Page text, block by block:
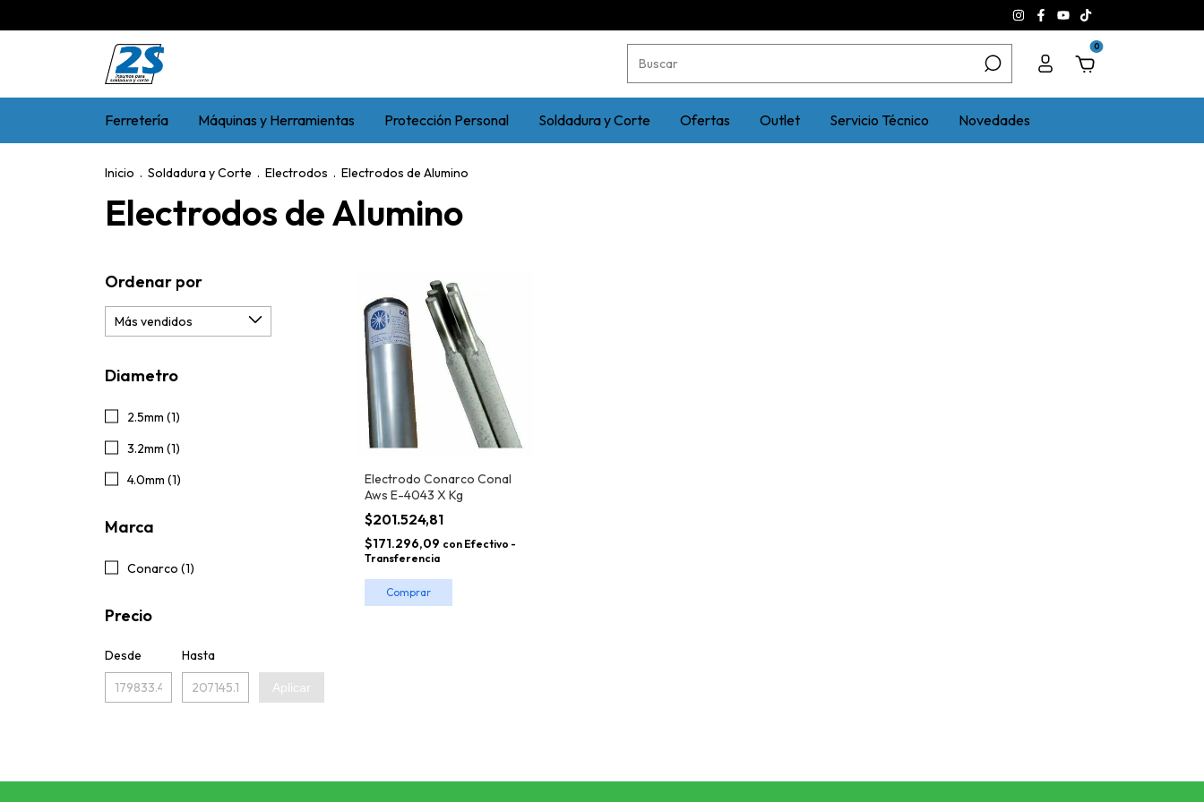
0
Ferretería Máquinas y Herramientas Protección Personal Soldadura y Corte Ofertas Outlet Servicio Técnico Novedades
Inicio . Soldadura y Corte . Electrodos . Electrodos de Alumino
Electrodos de Alumino
Ordenar por
Diametro
2.5mm (1)
3.2mm (1)
4.0mm (1)
Marca
Conarco (1)
Precio
Desde Hasta
Aplicar
Electrodo Conarco Conal
Aws E-4043 X Kg
$201.524,81
$171.296,09 con Efectivo -
Transferencia
Comprar